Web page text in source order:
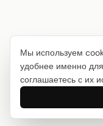
Мы используем
удобнее именно
соглашаетесь с их